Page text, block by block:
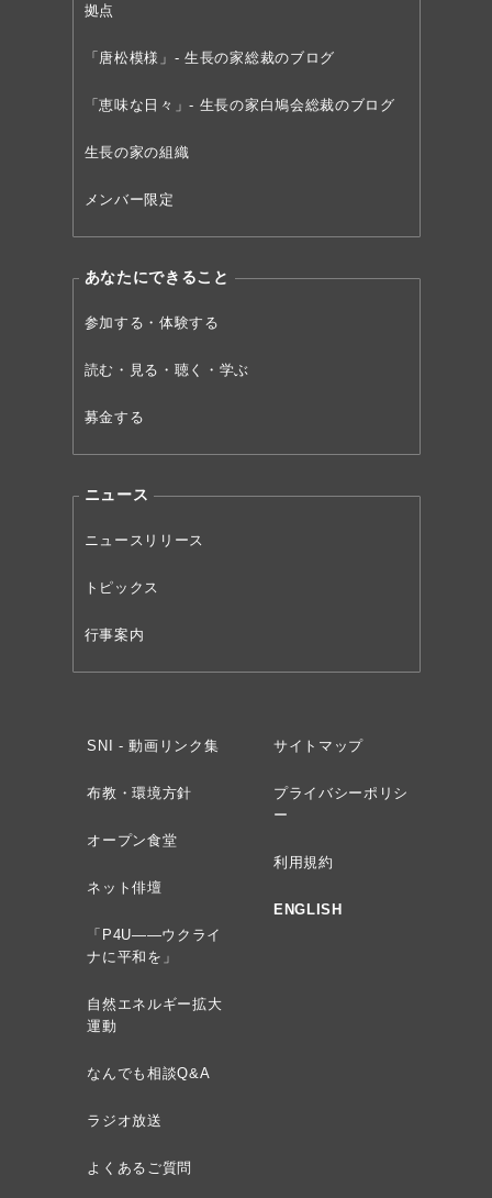
拠点
「唐松模様」- 生長の家総裁のブログ
「恵味な日々」- 生長の家白鳩会総裁のブログ
生長の家の組織
メンバー限定
あなたにできること
参加する・体験する
読む・見る・聴く・学ぶ
募金する
ニュース
ニュースリリース
トピックス
行事案内
SNI - 動画リンク集
布教・環境方針
オープン食堂
ネット俳壇
「P4U——ウクライ
ナに平和を」
自然エネルギー拡大
運動
なんでも相談Q&A
ラジオ放送
よくあるご質問
サイトマップ
プライバシーポリシ
ー
利用規約
ENGLISH